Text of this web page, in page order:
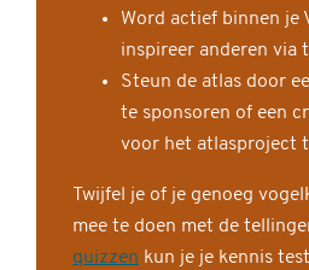
Word actief binnen je
inspireer anderen via
Steun de atlas door
te sponsoren of een
voor het atlasproject
Twijfel je of je genoeg
mee te doen met de
quizzen kun je je kennis